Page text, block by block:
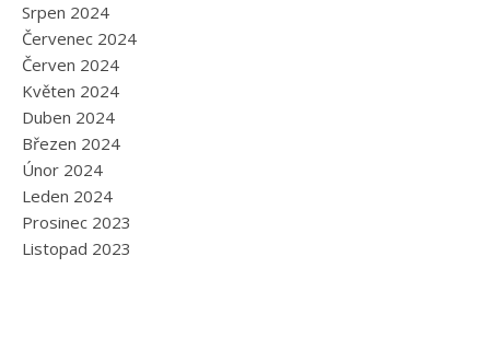
Srpen 2024
Červenec 2024
Červen 2024
Květen 2024
Duben 2024
Březen 2024
Únor 2024
Leden 2024
Prosinec 2023
Listopad 2023